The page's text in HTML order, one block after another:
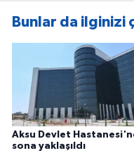
Bunlar da ilginizi
Aksu Devlet
sona yaklaşıldı